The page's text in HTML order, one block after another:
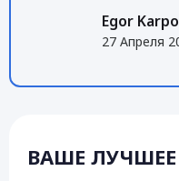
Egor
27 Апреля
ВАШЕ